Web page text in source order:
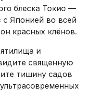
блеска Токио —
с Японией во всей
красных клёнов.
и
священную
тишину садов